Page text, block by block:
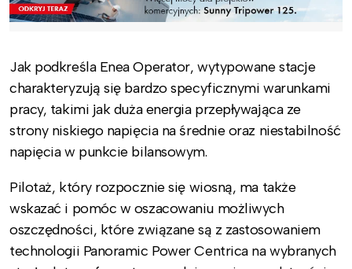
Jak podkreśla Enea Operator, wytypowane stacje
charakteryzują się bardzo specyficznymi warunkami
pracy, takimi jak duża energia przepływająca ze
strony niskiego napięcia na średnie oraz niestabilność
napięcia w punkcie bilansowym.
Pilotaż, który rozpocznie się wiosną, ma także
wskazać i pomóc w oszacowaniu możliwych
oszczędności, które związane są z zastosowaniem
technologii Panoramic Power Centrica na wybranych